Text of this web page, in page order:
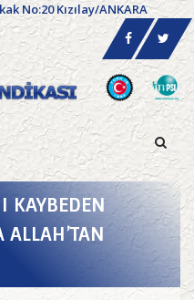
No:20 Kızılay/ANKARA
KAYBEDEN